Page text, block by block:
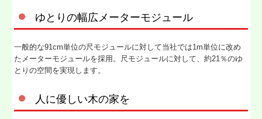
ゆとりの幅広メーターモジュール
一般的な91cm単位の尺モジュールに対して当社では1m単位に改め
たメーターモジュールを採用。尺モジュールに対して、約21％のゆ
とりの空間を実現します。
人に優しい木の家を